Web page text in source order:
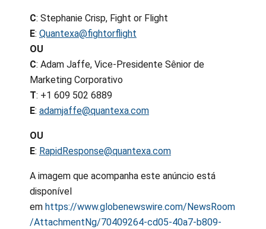
C: Stephanie Crisp, Fight or Flight
E: Quantexa@fightorflight
OU
C: Adam Jaffe, Vice-Presidente Sênior de
Marketing Corporativo
T: +1 609 502 6889
E: adamjaffe@quantexa.com
OU
E: RapidResponse@quantexa.com
A imagem que acompanha este anúncio está
disponível
em https://www.globenewswire.com/NewsRoom
/AttachmentNg/70409264-cd05-40a7-b809-